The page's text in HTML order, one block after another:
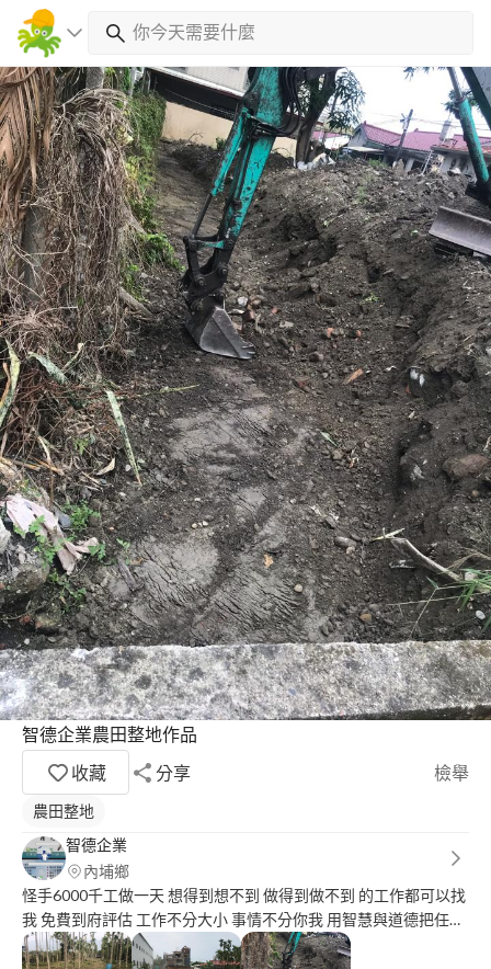
智德企業農田整地作品
收藏
分享 檢舉
農田整地
智德企業
內埔鄉
怪手6000千工做一天 想得到想不到 做得到做不到 的工作都可以找
我 免費到府評估 工作不分大小 事情不分你我 用智慧與道德把任務
完成 就是智德企業的使命